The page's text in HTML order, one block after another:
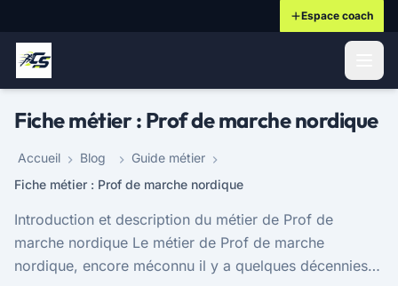
Espace coach
Fiche métier : Prof de marche nordique
Accueil Blog
Guide métier
Fiche métier : Prof de marche nordique
Introduction et description du métier de Prof de
marche nordique Le métier de Prof de marche
nordique, encore méconnu il y a quelques décennies,